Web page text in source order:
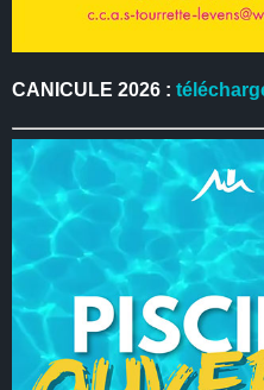
CANICULE 2026 :